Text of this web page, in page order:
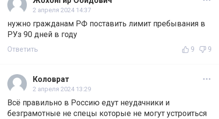
2 апреля 2024 14:37
нужно гражданам РФ поставить лимит пребывания в
РУз 90 дней в году
Ответить 9 9
Коловрат
2 апреля 2024 13:29
Всё правильно в Россию едут неудачники и
безграмотные не спецы которые не могут устроиться